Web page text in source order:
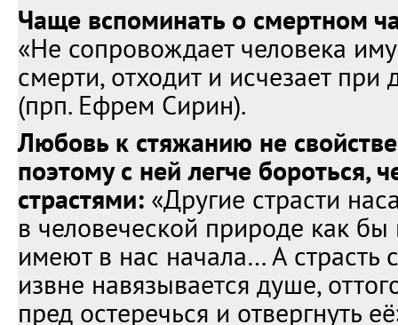
Чаще вспоминать о смертном
«Не сопровождает человека
смерти, отходит и исчезает при
(прп. Ефрем Сирин).
Любовь к стяжанию не
поэтому с ней легче бороться,
страстями: «Другие страсти
в человеческой природе как
имеют в нас начала… А страсть
извне навязывается душе,
пред остеречься и отвергнуть